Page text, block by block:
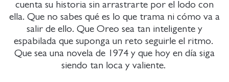
cuenta su historia sin arrastrarte por el lodo con
ella. Que no sabes qué es lo que trama ni cómo va a
salir de ello. Que Oreo sea tan inteligente y
espabilada que suponga un reto seguirle el ritmo.
Que sea una novela de 1974 y que hoy en día siga
siendo tan loca y valiente.